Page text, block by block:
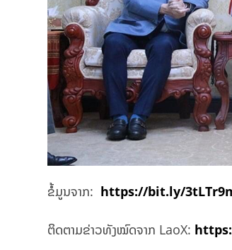
ຂໍ້ມູນຈາກ: https://bit.ly/
ຕິດຕາມຂ່າວທັງໝົດຈາກ LaoX: